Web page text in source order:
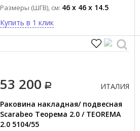
Размеры (ШГВ), см: 46 x 46 x 14.5
Купить в 1 клик
53 200
ИТАЛИЯ
Раковина накладная/ подвесная
Scarabeo Теорема 2.0 / TEOREMA
2.0 5104/55